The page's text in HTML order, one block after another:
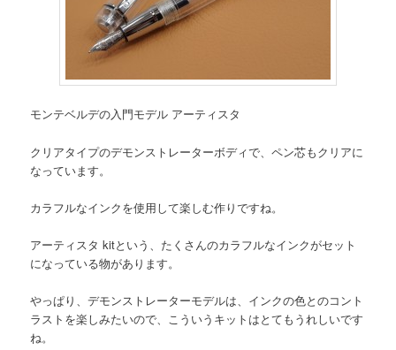
モンテベルデの入門モデル アーティスタ
クリアタイプのデモンストレーターボディで、ペン芯もクリアに
なっています。
カラフルなインクを使用して楽しむ作りですね。
アーティスタ kitという、たくさんのカラフルなインクがセット
になっている物があります。
やっぱり、デモンストレーターモデルは、インクの色とのコント
ラストを楽しみたいので、こういうキットはとてもうれしいです
ね。